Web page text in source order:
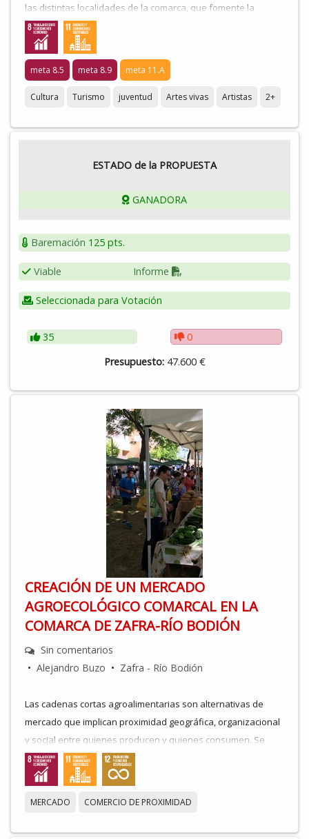
las distintas localidades de la comarca, que fomente la
circulación entre iniciativas locales y la profesionalización del
sector cultural, ofreciendo una programación artística
profesional y de calidad. Dirigido tanto a la población del
territorio como a visibilizar la comarca como un nodo de
creación artística y de empleo que estimule el arraigo, la
meta 8.5 meta 8.9 meta 11.A
Cultura Turismo juventud Artes vivas Artistas 2+
ESTADO de la PROPUESTA
GANADORA
Baremación 125 pts.
Viable Informe
Seleccionada para Votación
35
0
Presupuesto: 47.600 €
CREACIÓN DE UN MERCADO
AGROECOLÓGICO COMARCAL EN LA
COMARCA DE ZAFRA-RÍO BODIÓN
Sin comentarios
• Alejandro Buzo • Zafra - Río Bodión
Las cadenas cortas agroalimentarias son alternativas de
mercado que implican proximidad geográfica, organizacional
y social entre quienes producen y quienes consumen. Se
caracterizan por reducir al mínimo la intermediación en sus
intercambios, ofrecen productos cultivados y criados
MERCADO COMERCIO DE PROXIMIDAD